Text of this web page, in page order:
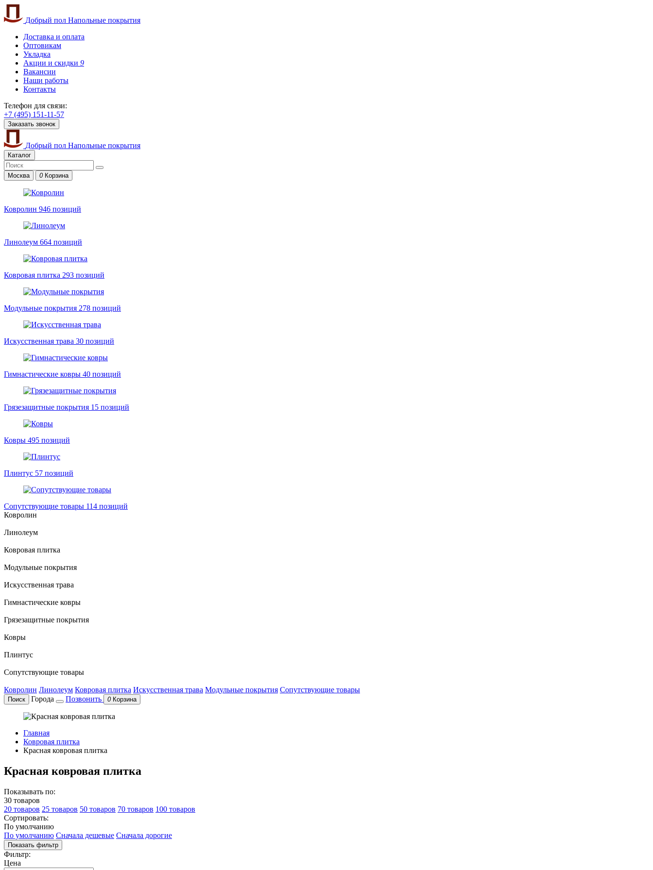
Добрый пол Напольные покрытия
Доставка и оплата
Оптовикам
Укладка
Акции и скидки 9
Вакансии
Наши работы
Контакты
Телефон для связи:
+7 (495) 151-11-57
Заказать звонок
Добрый пол Напольные покрытия
Каталог
Москва 0 Корзина
Ковролин 946 позиций
Линолеум 664 позиций
Ковровая плитка 293 позиций
Модульные покрытия 278 позиций
Искусственная трава 30 позиций
Гимнастические ковры 40 позиций
Грязезащитные покрытия 15 позиций
Ковры 495 позиций
Плинтус 57 позиций
Сопутствующие товары 114 позиций
Ковролин
Линолеум
Ковровая плитка
Модульные покрытия
Искусственная трава
Гимнастические ковры
Грязезащитные покрытия
Ковры
Плинтус
Сопутствующие товары
Ковролин Линолеум Ковровая плитка Искусственная трава Модульные покрытия Сопутствующие товары
Поиск Города Позвонить 0 Корзина
Главная
Ковровая плитка
Красная ковровая плитка
Красная ковровая плитка
Показывать по:
30 товаров
20 товаров 25 товаров 50 товаров 70 товаров 100 товаров
Сортировать:
По умолчанию
По умолчанию Сначала дешевые Сначала дорогие
Показать фильтр
Фильтр:
Цена